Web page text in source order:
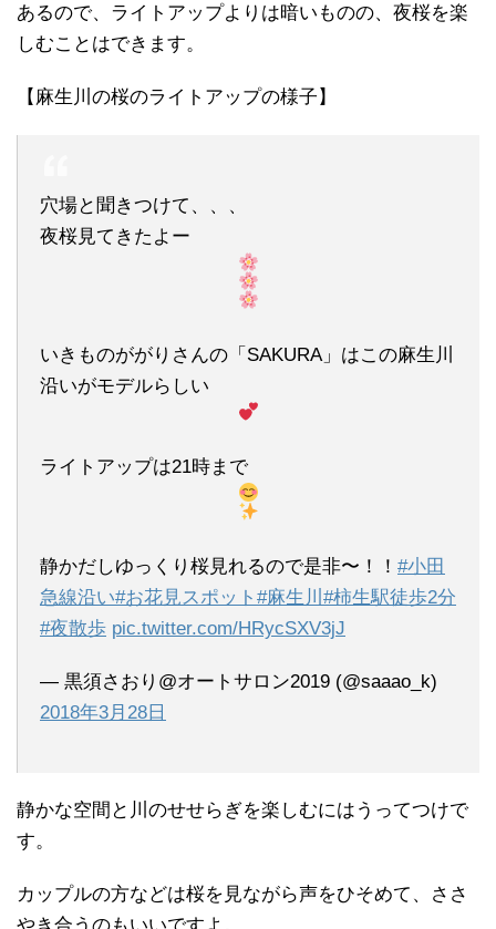
あるので、ライトアップよりは暗いものの、夜桜を楽
しむことはできます。
【麻生川の桜のライトアップの様子】
穴場と聞きつけて、、、
夜桜見てきたよー
いきものががりさんの「SAKURA」はこの麻生川
沿いがモデルらしい
ライトアップは21時まで
静かだしゆっくり桜見れるので是非〜！！ #小田
急線沿い#お花見スポット #麻生川 #柿生駅徒歩2分
#夜散歩 pic.twitter.com/HRycSXV3jJ
— 黒須さおり@オートサロン2019 (@saaao_k)
2018年3月28日
静かな空間と川のせせらぎを楽しむにはうってつけで
す。
カップルの方などは桜を見ながら声をひそめて、ささ